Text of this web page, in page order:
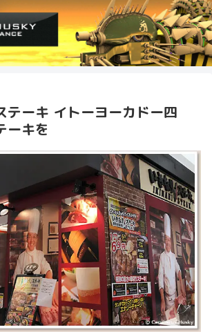
テーキ イトーヨーカドー四
ーキを